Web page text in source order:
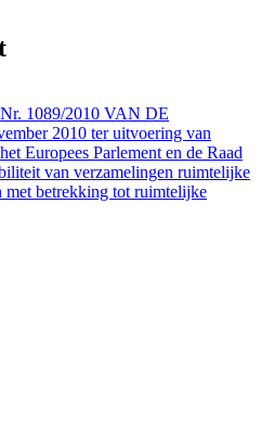
1089/2010 VAN DE
2010 ter uitvoering van
Europees Parlement en de Raad
van verzamelingen ruimtelijke
met betrekking tot ruimtelijke